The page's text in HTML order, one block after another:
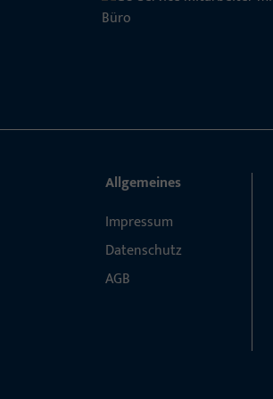
Allgemeines
Impressum
Datenschutz
AGB